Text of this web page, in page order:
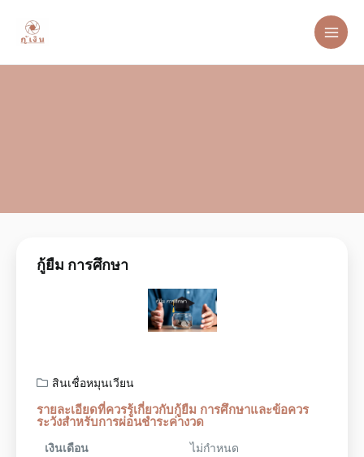
กู้ยืม การศึกษา
สินเชื่อหมุนเวียน
รายละเอียดที่ควรรู้เกี่ยวกับกู้ยืม การศึกษาและข้อควร
ระวังสำหรับการผ่อนชำระค่างวด
เงินเดือน ไม่กำหนด